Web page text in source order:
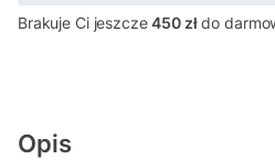
Brakuje Ci jeszcze450 złdo
Opis